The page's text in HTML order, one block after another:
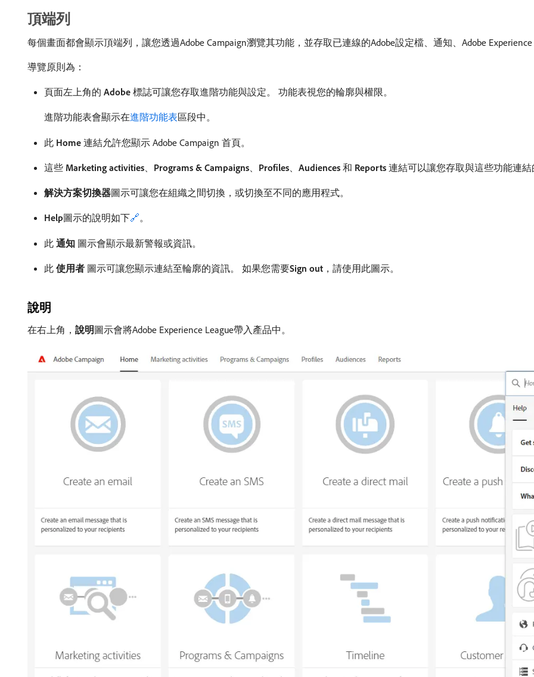
頂端列
每個畫面都會顯示頂端列，讓您透過Adobe Campaign瀏覽其功能，並存取已連線的Adobe設定檔、通知、Adobe
導覽原則為：
頁面左上角的​ Adobe ​標誌可讓您存取進階功能與設定。 功能表視您的輪廓與權限。
進階功能表會顯示在進階功能表區段中。
此 Home 連結允許您顯示 Adobe Campaign 首頁。
這些 Marketing activities Programs & Campaigns Profiles Audiences 和 Reports 連結可以讓您存取與這些功能連
解決方案切換器​圖示可讓您在組織之間切換，或切換至不同的應用程式。
Help​圖示的說明如下🔗。
此​ 通知 ​圖示會顯示最新警報或資訊。
此​ 使用者 ​圖示可讓您顯示連結至輪廓的資訊。 如果您需要​Sign out ，請使用此圖示。
說明
在右上角， 說明​圖示會將Adobe Experience League帶入產品中。